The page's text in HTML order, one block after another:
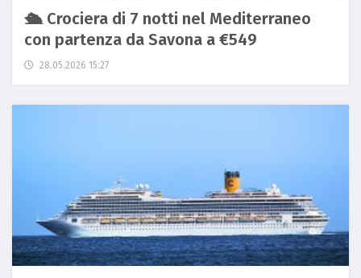
🛳️ Crociera di 7 notti nel Mediterraneo
con partenza da Savona a €549
28.05.2026 15:27